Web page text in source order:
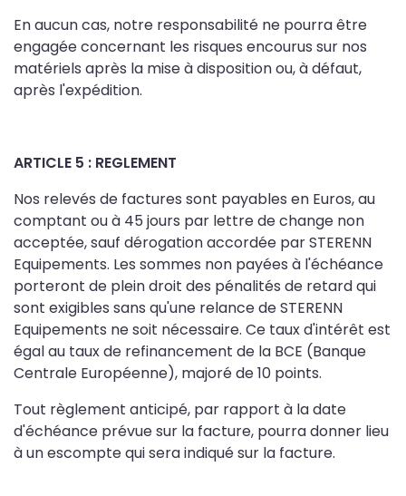
En aucun cas, notre responsabilité ne pourra être
engagée concernant les risques encourus sur nos
matériels après la mise à disposition ou, à défaut,
après l'expédition.
ARTICLE 5 : REGLEMENT
Nos relevés de factures sont payables en Euros, au
comptant ou à 45 jours par lettre de change non
acceptée, sauf dérogation accordée par STERENN
Equipements. Les sommes non payées à l'échéance
porteront de plein droit des pénalités de retard qui
sont exigibles sans qu'une relance de STERENN
Equipements ne soit nécessaire. Ce taux d'intérêt est
égal au taux de refinancement de la BCE (Banque
Centrale Européenne), majoré de 10 points.
Tout règlement anticipé, par rapport à la date
d'échéance prévue sur la facture, pourra donner lieu
à un escompte qui sera indiqué sur la facture.